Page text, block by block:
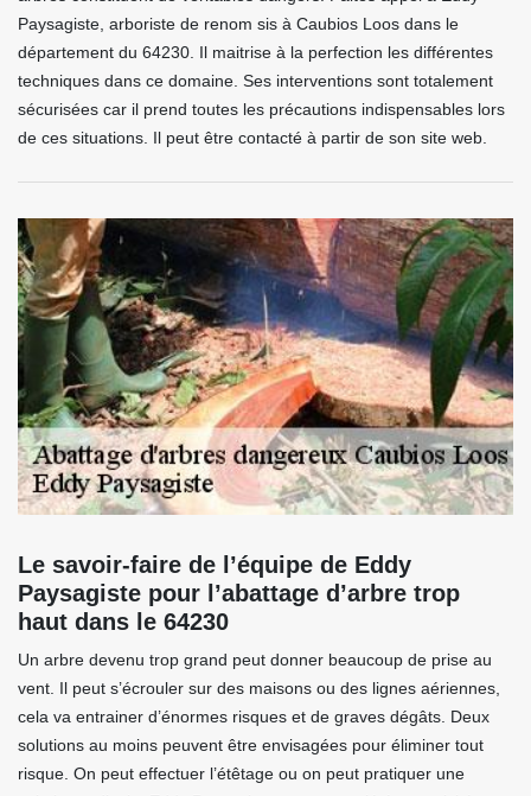
Paysagiste, arboriste de renom sis à Caubios Loos dans le
département du 64230. Il maitrise à la perfection les différentes
techniques dans ce domaine. Ses interventions sont totalement
sécurisées car il prend toutes les précautions indispensables lors
de ces situations. Il peut être contacté à partir de son site web.
Le savoir-faire de l’équipe de Eddy
Paysagiste pour l’abattage d’arbre trop
haut dans le 64230
Un arbre devenu trop grand peut donner beaucoup de prise au
vent. Il peut s’écrouler sur des maisons ou des lignes aériennes,
cela va entrainer d’énormes risques et de graves dégâts. Deux
solutions au moins peuvent être envisagées pour éliminer tout
risque. On peut effectuer l’étêtage ou on peut pratiquer une